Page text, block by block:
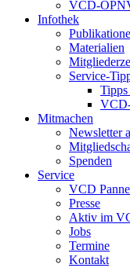
VCD-
Infothek
Materialien
Service-
Mitmachen
Newsletter
Spenden
Service
VCD
Presse
Aktiv im
Jobs
Termine
Kontakt